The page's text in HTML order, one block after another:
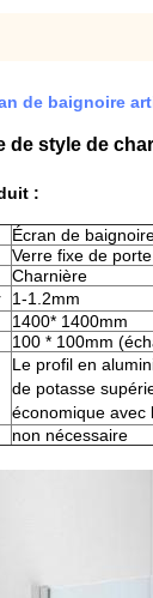
de baignoire
de style de
:
Écran de
Verre fixe de
Charnière
1-1.2mm
1400* 1400mm
100 * 100mm
Le profil en
de potasse
économique avec
non nécessaire